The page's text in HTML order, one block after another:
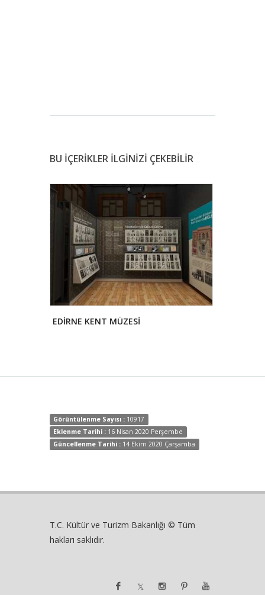
BU İÇERİKLER İLGİNİZİ ÇEKEBİLİR
EDİRNE KENT MÜZESİ
Görüntülenme Sayısı : 10917
Eklenme Tarihi : 16 Nisan 2020 Perşembe
Güncellenme Tarihi : 14 Ekim 2020 Çarşamba
T.C. Kültür ve Turizm Bakanlığı © Tüm
hakları saklıdır.